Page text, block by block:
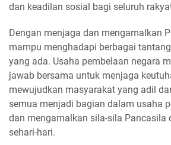
dan keadilan sosial bagi seluruh
Dengan menjaga dan mengamalkan
mampu menghadapi berbagai
yang ada. Usaha pembelaan negara
jawab bersama untuk menjaga
mewujudkan masyarakat yang adil
semua menjadi bagian dalam usaha
dan mengamalkan sila-sila Pancasila
sehari-hari.